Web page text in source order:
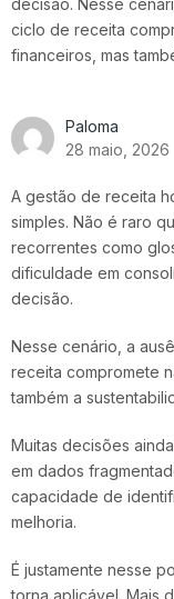
decisão. Nesse
ciclo de receita
financeiros, mas
Paloma
28 maio, 2026
A gestão de receita
simples. Não é raro
recorrentes como
dificuldade em
decisão.
Nesse cenário, a
receita compromete
também a
Muitas decisões
em dados
capacidade de
melhoria.
É justamente nesse